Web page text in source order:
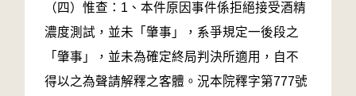
（四）惟查：1、本件原因事件係拒絕接受酒精
濃度測試，並未「肇事」，系爭規定一後段之
「肇事」，並未為確定終局判決所適用，自不
得以之為聲請解釋之客體。況本院釋字第777號